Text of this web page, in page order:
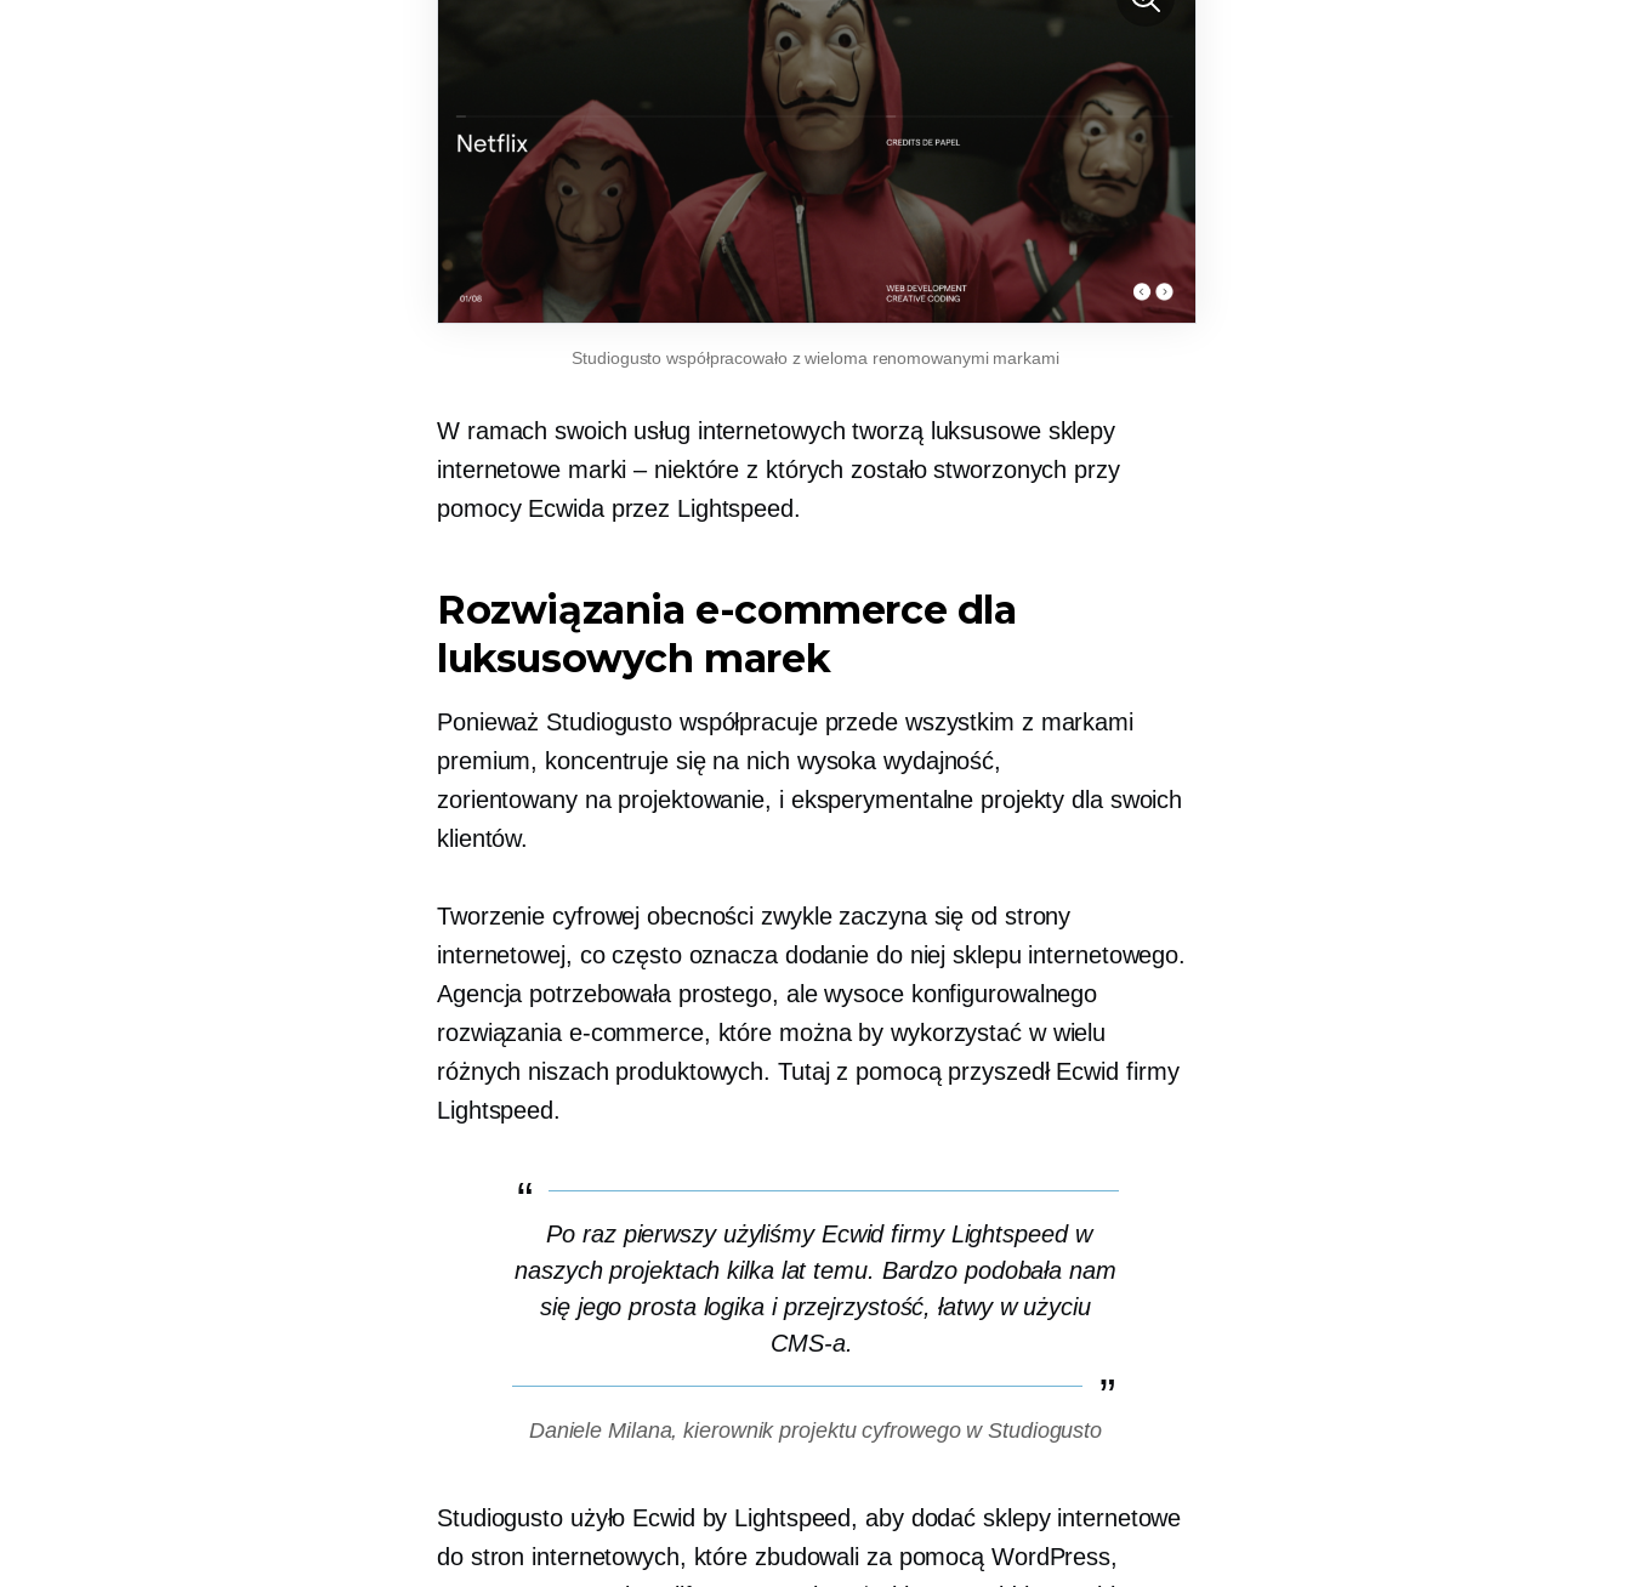
Studiogusto współpracowało z wieloma renomowanymi markami
W ramach swoich usług internetowych tworzą luksusowe sklepy
internetowe marki – niektóre z których zostało stworzonych przy
pomocy Ecwida przez Lightspeed.
Rozwiązania e-commerce dla
luksusowych marek
Ponieważ Studiogusto współpracuje przede wszystkim z markami
premium, koncentruje się na nich wysoka wydajność,
zorientowany na projektowanie, i eksperymentalne projekty dla swoich
klientów.
Tworzenie cyfrowej obecności zwykle zaczyna się od strony
internetowej, co często oznacza dodanie do niej sklepu internetowego.
Agencja potrzebowała prostego, ale wysoce konfigurowalnego
rozwiązania e-commerce, które można by wykorzystać w wielu
różnych niszach produktowych. Tutaj z pomocą przyszedł Ecwid firmy
Lightspeed.
Po raz pierwszy użyliśmy Ecwid firmy Lightspeed w
naszych projektach kilka lat temu. Bardzo podobała nam
się jego prosta logika i przejrzystość,łatwy w użyciu
CMS-a.
Daniele Milana, kierownik projektu cyfrowego w Studiogusto
Studiogusto użyło Ecwid by Lightspeed, aby dodać sklepy internetowe
do stron internetowych, które zbudowali za pomocą WordPress,